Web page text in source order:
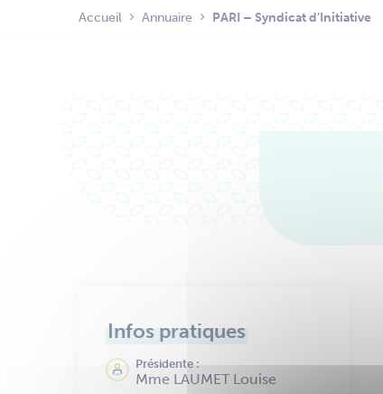
Accueil Annuaire PARI – Syndicat d’Initiative
Infos pratiques
Présidente :
Mme LAUMET Louise